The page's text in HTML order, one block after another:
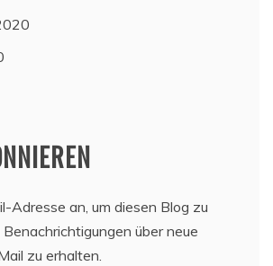
Adresse an, um diesen Blog zu
über neue
zu erhalten.